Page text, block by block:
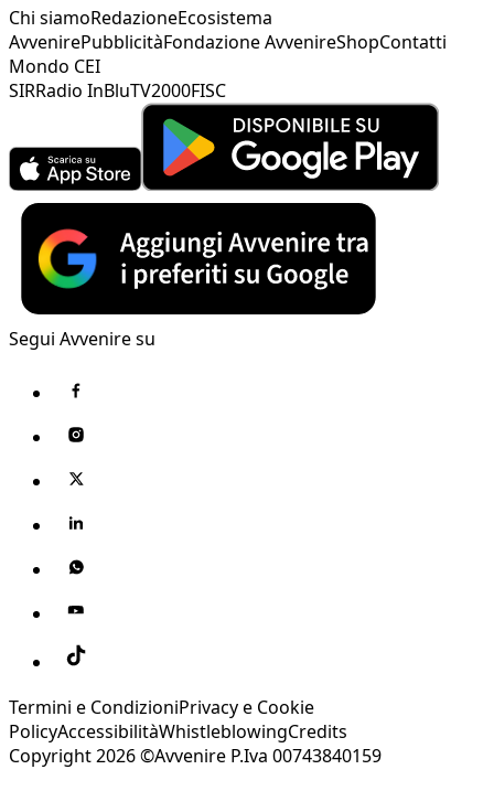
Chi siamoRedazioneEcosistema
AvvenirePubblicitàFondazione AvvenireShopContatti
Mondo CEI
SIRRadio InBluTV2000FISC
Segui Avvenire su
Termini e CondizioniPrivacy e Cookie
PolicyAccessibilitàWhistleblowingCredits
Copyright 2026 ©Avvenire P.Iva 00743840159